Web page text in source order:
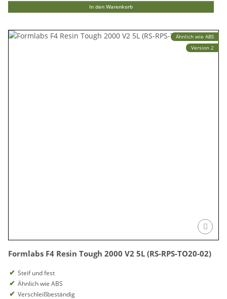
In den Warenkorb
Ähnlich wie ABS
Version 2
Formlabs F4 Resin Tough 2000 V2 5L (RS-RPS-TO20-02)
Steif und fest
Ähnlich wie ABS
Verschleißbeständig